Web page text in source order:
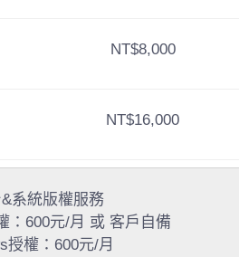
NT$8,000
NT$16,000
系統版權服務
：600元/月 或 客戶自備
授權：600元/月